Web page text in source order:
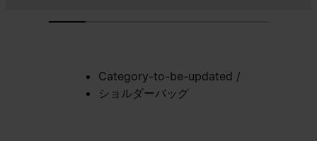
Category-to-be-updated /
ショルダーバッグ